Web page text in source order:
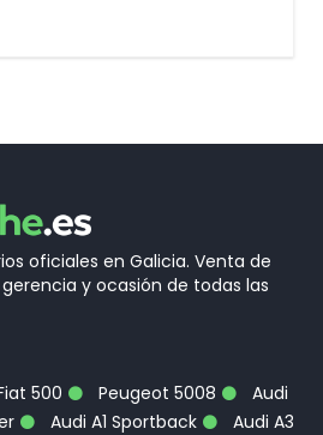
oficiales en Galicia. Venta de
y ocasión de todas las
500 Peugeot 5008
Audi
Audi A1 Sportback
Audi A3